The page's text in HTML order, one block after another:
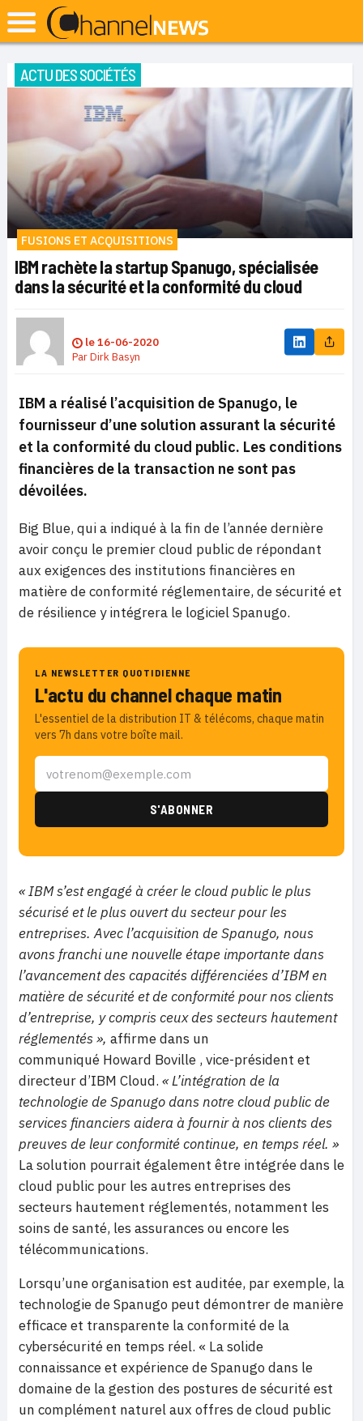
ACTU DES SOCIÉTÉS
FUSIONS ET ACQUISITIONS
IBM rachète la startup Spanugo, spécialisée
dans la sécurité et la conformité du cloud
le16-06-2020
ParDirk Basyn
IBM a réalisé l’acquisition de Spanugo, le
fournisseur d’une solution assurant la sécurité
et la conformité du cloud public. Les conditions
financières de la transaction ne sont pas
dévoilées.
Big Blue, qui a indiqué à la fin de l’année dernière
avoir conçu le premier cloud public de répondant
aux exigences des institutions financières en
matière de conformité réglementaire, de sécurité et
de résilience y intégrera le logiciel Spanugo.
LA NEWSLETTER QUOTIDIENNE
L'actu du channel chaque matin
L'essentiel de la distribution IT & télécoms, chaque matin
vers 7h dans votre boîte mail.
« IBM s’est engagé à créer le cloud public le plus
sécurisé et le plus ouvert du secteur pour les
entreprises. Avec l’acquisition de Spanugo, nous
avons franchi une nouvelle étape importante dans
l’avancement des capacités différenciées d’IBM en
matière de sécurité et de conformité pour nos clients
d’entreprise, y compris ceux des secteurs hautement
réglementés », affirme dans un
communiqué Howard Boville , vice-président et
directeur d’IBM Cloud. « L’intégration de la
technologie de Spanugo dans notre cloud public de
services financiers aidera à fournir à nos clients des
preuves de leur conformité continue, en temps réel. »
La solution pourrait également être intégrée dans le
cloud public pour les autres entreprises des
secteurs hautement réglementés, notamment les
soins de santé, les assurances ou encore les
télécommunications.
Lorsqu’une organisation est auditée, par exemple, la
technologie de Spanugo peut démontrer de manière
efficace et transparente la conformité de la
cybersécurité en temps réel. « La solide
connaissance et expérience de Spanugo dans le
domaine de la gestion des postures de sécurité est
un complément naturel aux offres de cloud public